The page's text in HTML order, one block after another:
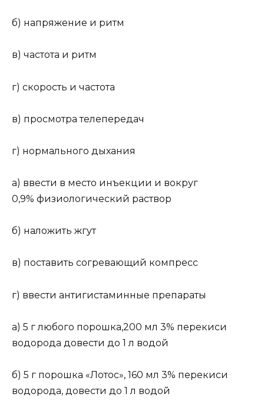
б) напряжение и ритм
в) частота и ритм
г) скорость и частота
в) просмотра телепередач
г) нормального дыхания
а) ввести в место инъекции и вокруг
0,9% физиологический раствор
б) наложить жгут
в) поставить согревающий компресс
г) ввести антигистаминные препараты
а) 5 г любого порошка,200 мл 3% перекиси
водорода довести до 1 л водой
б) 5 г порошка «Лотос», 160 мл 3% перекиси
водорода, довести до 1 л водой